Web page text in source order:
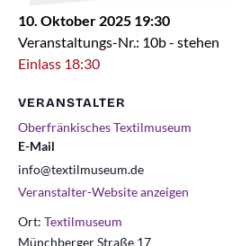
10. Oktober 2025 19:30
Veranstaltungs-Nr.: 10b - stehen
Einlass 18:30
Ort: Textilmuseum
Münchberger Straße 17
VERANSTALTER
Oberfränkisches Textilmuseum
E-Mail
info@textilmuseum.de
Veranstalter-Website anzeigen